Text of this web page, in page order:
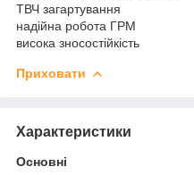
ТВЧ загартування
надійна робота ГРМ
висока зносостійкість
Приховати
Характеристики
Основні